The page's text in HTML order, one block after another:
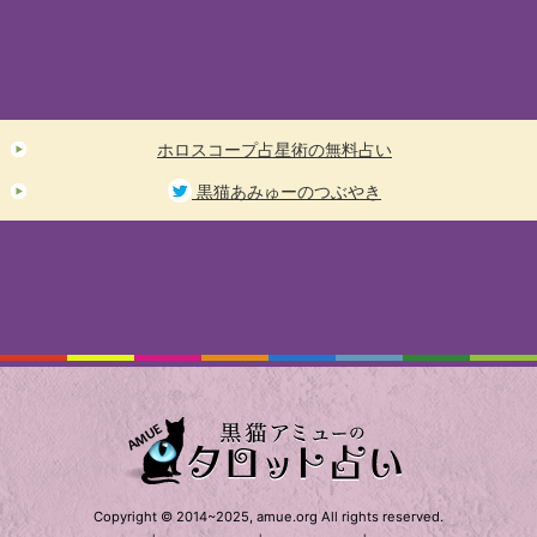
ホロスコープ占星術の無料占い
黒猫あみゅーのつぶやき
Copyright © 2014~2025, amue.org All rights reserved.